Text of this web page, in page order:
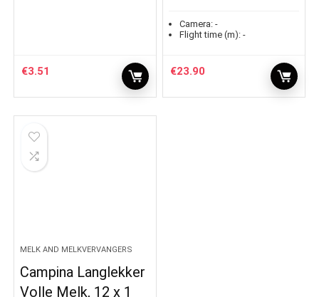
€3.51
Camera: -
Flight time (m): -
€23.90
MELK AND MELKVERVANGERS
Campina Langlekker
Volle Melk, 12 x 1